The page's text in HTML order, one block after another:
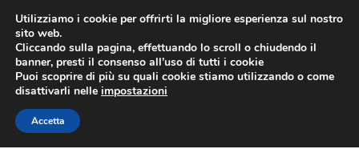
contenuto
Utilizziamo i cookie per offrirti la migliore esperienza sul nostro
sito web.
Cliccando sulla pagina, effettuando lo scroll o chiudendo il
banner, presti il consenso all’uso di tutti i cookie
Puoi scoprire di più su quali cookie stiamo utilizzando o come
disattivarli nelle impostazioni
Accetta